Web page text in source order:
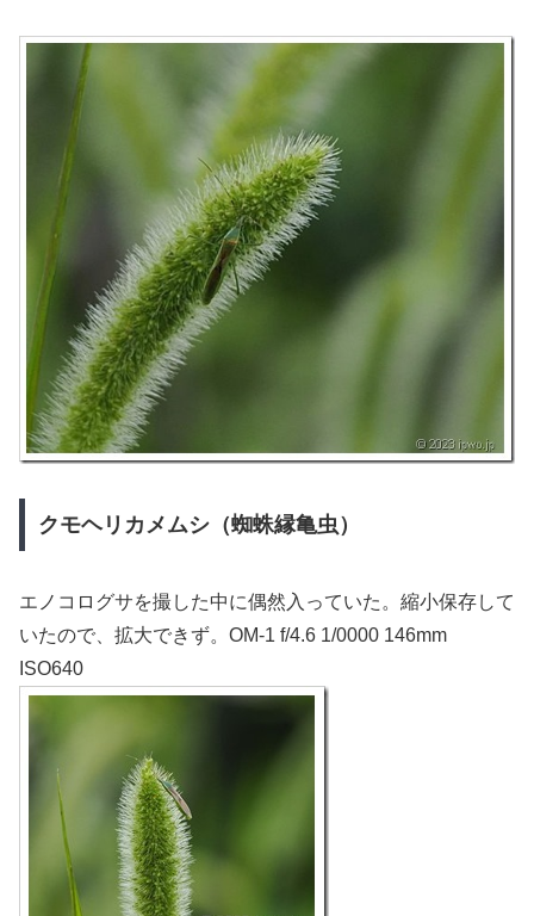
クモヘリカメムシ（蜘蛛縁亀虫）
エノコログサを撮した中に偶然入っていた。縮小保存して
いたので、拡大できず。OM-1 f/4.6 1/0000 146mm
ISO640